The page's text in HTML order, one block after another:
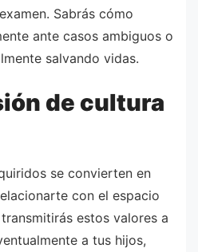
Sabrás cómo
ante casos ambiguos o
salvando vidas.
de cultura
se convierten en
con el espacio
estos valores a
a tus hijos,